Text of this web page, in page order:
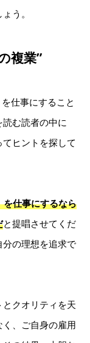
う。
複業”
仕事にすること
む読者の中に
ヒントを探して
仕事にするなら
と提唱させてくだ
の理想を追求で
クオリティを天
、ご自身の雇用